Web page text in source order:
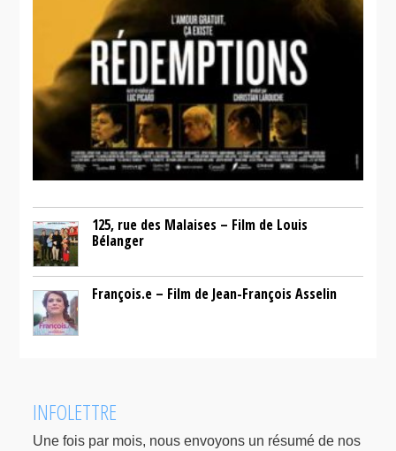
125, rue des Malaises – Film de Louis
Bélanger
François.e – Film de Jean-François Asselin
INFOLETTRE
Une fois par mois, nous envoyons un résumé de nos